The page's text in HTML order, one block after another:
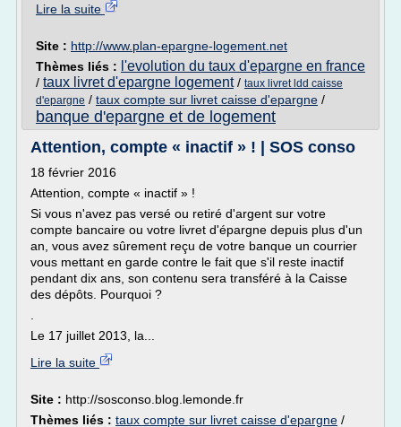
Lire la suite
Site : http://www.plan-epargne-logement.net
Thèmes liés : l'evolution du taux d'epargne en france
/ taux livret d'epargne logement/ taux livret ldd caisse
d'epargne / taux compte sur livret caisse d'epargne /
banque d'epargne et de logement
Attention, compte « inactif » ! | SOS conso
18 février 2016
Attention, compte « inactif » !
Si vous n'avez pas versé ou retiré d'argent sur votre
compte bancaire ou votre livret d'épargne depuis plus d'un
an, vous avez sûrement reçu de votre banque un courrier
vous mettant en garde contre le fait que s'il reste inactif
pendant dix ans, son contenu sera transféré à la Caisse
des dépôts. Pourquoi ?
Le 17 juillet 2013, la...
Lire la suite
Site : http://sosconso.blog.lemonde.fr
Thèmes liés : taux compte sur livret caisse d'epargne /